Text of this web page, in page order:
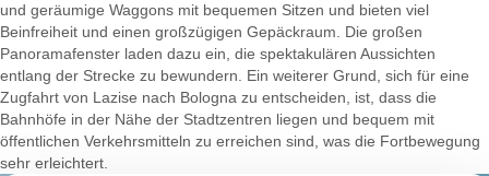
und geräumige Waggons mit bequemen Sitzen und bieten viel
Beinfreiheit und einen großzügigen Gepäckraum. Die großen
Panoramafenster laden dazu ein, die spektakulären Aussichten
entlang der Strecke zu bewundern. Ein weiterer Grund, sich für eine
Zugfahrt von Lazise nach Bologna zu entscheiden, ist, dass die
Bahnhöfe in der Nähe der Stadtzentren liegen und bequem mit
öffentlichen Verkehrsmitteln zu erreichen sind, was die Fortbewegung
sehr erleichtert.